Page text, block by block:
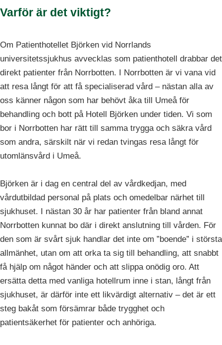
Varför är det viktigt?
Om Patienthotellet Björken vid Norrlands
universitetssjukhus avvecklas som patienthotell drabbar det
direkt patienter från Norrbotten. I Norrbotten är vi vana vid
att resa långt för att få specialiserad vård – nästan alla av
oss känner någon som har behövt åka till Umeå för
behandling och bott på Hotell Björken under tiden. Vi som
bor i Norrbotten har rätt till samma trygga och säkra vård
som andra, särskilt när vi redan tvingas resa långt för
utomlänsvård i Umeå.
Björken är i dag en central del av vårdkedjan, med
vårdutbildad personal på plats och omedelbar närhet till
sjukhuset. I nästan 30 år har patienter från bland annat
Norrbotten kunnat bo där i direkt anslutning till vården. För
den som är svårt sjuk handlar det inte om ”boende” i största
allmänhet, utan om att orka ta sig till behandling, att snabbt
få hjälp om något händer och att slippa onödig oro. Att
ersätta detta med vanliga hotellrum inne i stan, långt från
sjukhuset, är därför inte ett likvärdigt alternativ – det är ett
steg bakåt som försämrar både trygghet och
patientsäkerhet för patienter och anhöriga.